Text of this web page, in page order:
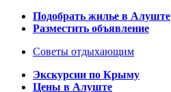
Подобрать жилье в Алуште
Разместить объявление
Советы отдыхающим
Экскурсии по Крыму
Цены в Алуште